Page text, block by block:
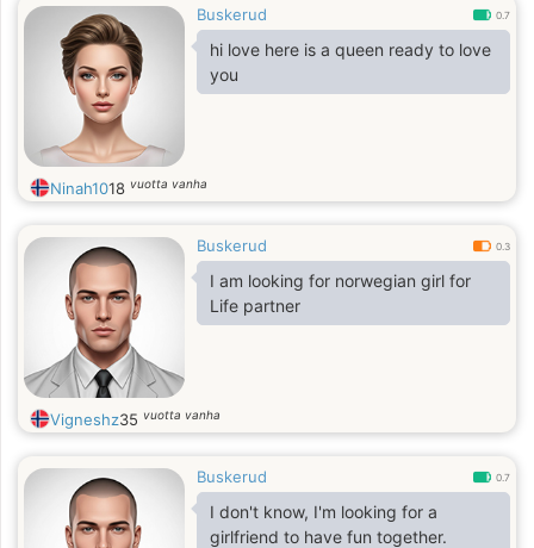
Buskerud 0.7
hi love here is a queen ready to love
you
Ninah1018 vuotta vanha
Buskerud 0.3
I am looking for norwegian girl for
Life partner
Vigneshz35 vuotta vanha
Buskerud 0.7
I don't know, I'm looking for a
girlfriend to have fun together.